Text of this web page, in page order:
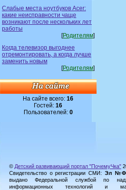
Слабые места ноутбуков Acer:
какие неисправности чаще
возникают после нескольких лет
работы
[Родителям]
Когда телевизор выгоднее
отремонтировать, а когда лучше
заменить новым
[Родителям]
На сайте всего:16
Гостей:16
Пользователей: 0
© Детский развивающий портал "ПочемуЧка"
Свидетельство о регистрации СМИ: Эл
выдано Федеральной службой по
информационных технологий и